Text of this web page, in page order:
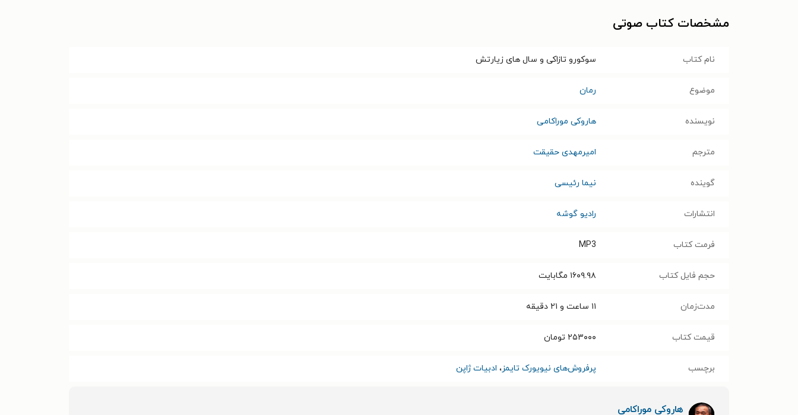
مشخصات کتاب صوتی
نام کتاب سوکورو تازاکی و سال های زیارتش
موضوع رمان
نویسنده هاروکی موراکامی
مترجم امیرمهدی حقیقت
گوینده نیما رئیسی
انتشارات رادیو گوشه
فرمت کتاب MP3
حجم فایل کتاب ۱۶۰۹.۹۸ مگابایت
مدت‌زمان ۱۱ ساعت و ۲۱ دقیقه
قیمت کتاب ۲۵۳۰۰۰ تومان
برچسب پرفروش‌های نیویورک تایمز، ادبیات ژاپن
هاروکی موراکامی